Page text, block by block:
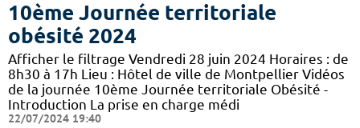
10ème Journée territoriale
obésité 2024
Afficher le filtrage Vendredi 28 juin 2024 Horaires : de
8h30 à 17h Lieu : Hôtel de ville de Montpellier Vidéos
de la journée 10ème Journée territoriale Obésité -
Introduction La prise en charge médi
22/07/2024 19:40